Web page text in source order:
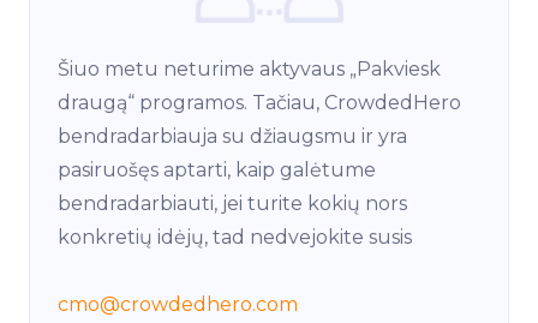
Šiuo metu neturime aktyvaus „Pakviesk
draugą“ programos. Tačiau, CrowdedHero
bendradarbiauja su džiaugsmu ir yra
pasiruošęs aptarti, kaip galėtume
bendradarbiauti, jei turite kokių nors
konkretių idėjų, tad nedvejokite susis
cmo@crowdedhero.com